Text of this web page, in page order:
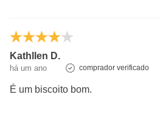
Kathllen D.
há um ano comprador verificado
É um biscoito bom.